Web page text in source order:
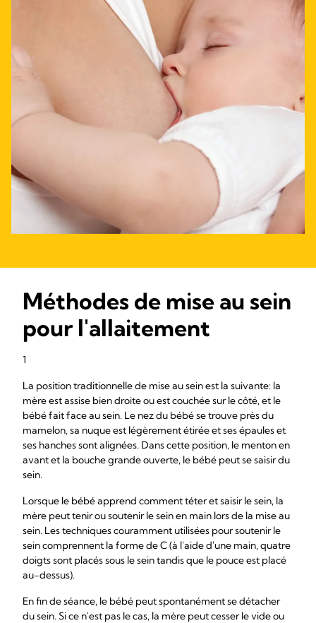
Méthodes de mise au sein
pour l'allaitement
1
La position traditionnelle de mise au sein est la suivante: la
mère est assise bien droite ou est couchée sur le côté, et le
bébé fait face au sein. Le nez du bébé se trouve près du
mamelon, sa nuque est légèrement étirée et ses épaules et
ses hanches sont alignées. Dans cette position, le menton en
avant et la bouche grande ouverte, le bébé peut se saisir du
sein.
Lorsque le bébé apprend comment téter et saisir le sein, la
mère peut tenir ou soutenir le sein en main lors de la mise au
sein. Les techniques couramment utilisées pour soutenir le
sein comprennent la forme de C (à l'aide d'une main, quatre
doigts sont placés sous le sein tandis que le pouce est placé
au-dessus).
En fin de séance, le bébé peut spontanément se détacher
du sein. Si ce n'est pas le cas, la mère peut cesser le vide ou